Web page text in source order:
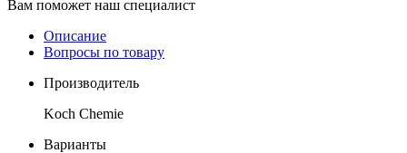
Вам поможет наш специалист
Описание
Вопросы по товару
Производитель
Koch Chemie
Варианты